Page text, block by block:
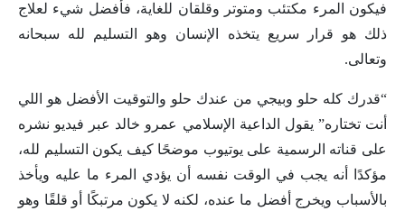
فيكون المرء مكتئب ومتوتر وقلقان للغاية، فأفضل شيء لعلاج
ذلك هو قرار سريع يتخذه الإنسان وهو التسليم لله سبحانه
وتعالى.
“قدرك كله حلو وبيجي من عندك حلو والتوقيت الأفضل هو اللي
أنت تختاره” يقول الداعية الإسلامي عمرو خالد عبر فيديو نشره
على قناته الرسمية على يوتيوب موضحًا كيف يكون التسليم لله،
مؤكدًا أنه يجب في الوقت نفسه أن يؤدي المرء ما عليه ويأخذ
بالأسباب ويخرج أفضل ما عنده، لكنه لا يكون مرتبكًا أو قلقًا وهو